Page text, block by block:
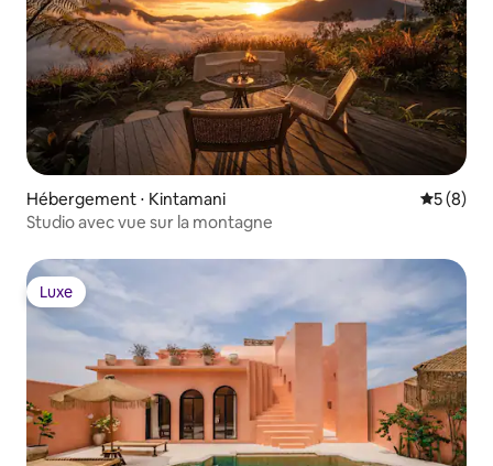
Hébergement ⋅ Kintamani
5 (8)
Studio avec vue sur la montagne
Luxe
Luxe